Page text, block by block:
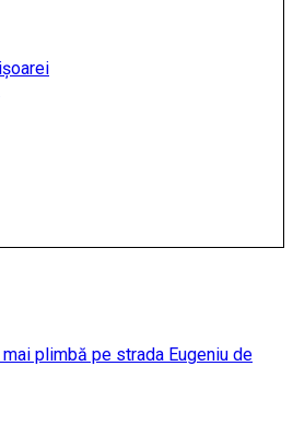
plimbă pe strada Eugeniu de